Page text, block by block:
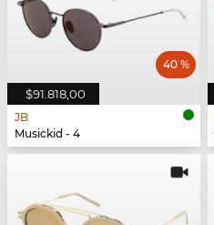
$91.818,00
40 %
JB
Musickid - 4